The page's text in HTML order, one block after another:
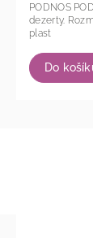
Do
PODNOS POD
dezerty. Rozměr: 80 x 97 mm Výška: 20 mm Barva: čirá Materiál:
plast